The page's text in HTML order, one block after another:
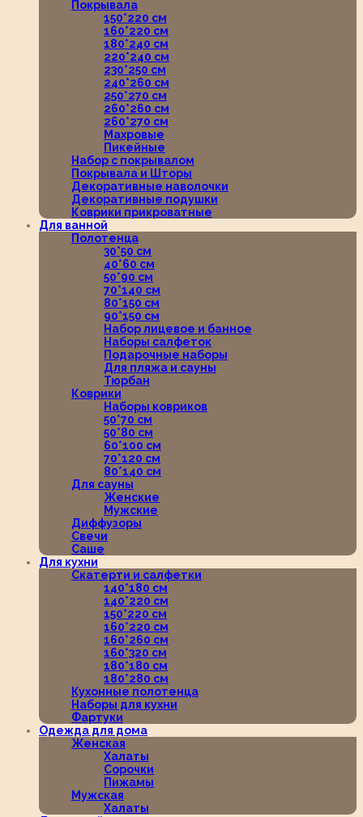
Покрывала
150*220 см
160*220 см
180*240 см
220*240 см
230*250 см
240*260 см
250*270 см
260*260 см
260*270 см
Махровые
Пикейные
Набор с покрывалом
Покрывала и Шторы
Декоративные наволочки
Декоративные подушки
Коврики прикроватные
Для ванной
Полотенца
30*50 см
40*60 см
50*90 см
70*140 см
80*150 см
90*150 см
Набор лицевое и банное
Наборы салфеток
Подарочные наборы
Для пляжа и сауны
Тюрбан
Коврики
Наборы ковриков
50*70 см
50*80 см
60*100 см
70*120 см
80*140 см
Для сауны
Женские
Мужские
Диффузоры
Свечи
Саше
Для кухни
Скатерти и салфетки
140*180 см
140*220 см
150*220 см
160*220 см
160*260 см
160*320 см
180*180 см
180*280 см
Кухонные полотенца
Наборы для кухни
Фартуки
Одежда для дома
Женская
Халаты
Сорочки
Пижамы
Мужская
Халаты